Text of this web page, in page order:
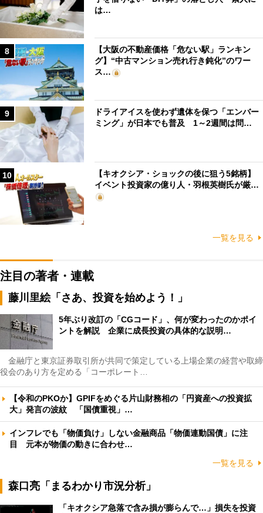
は…
8
【大阪の不動産価格「危ない駅」ランキン
グ】“中古マンション売れ行き鈍化”のワー
ス…
9
ドライアイスを使わず遺体を保つ「エンバー
ミング」が日本でも普及 1～2週間は問…
10
【キオクシア・ショックの後に狙う5銘柄】
イベント投資家の億り人・羽根英樹氏が厳…
一覧を見る
注目の著者・連載
藤川里絵「さあ、投資を始めよう！」
5年ぶり改訂の「CGコード」、何が変わったのかポイ
ントを解説 企業に成長投資の具体的な説明…
金融庁と東京証券取引所が共同で策定している上場企業の経営や取締
役会のあり方を定める「コーポレート…
【令和のPKOか】GPIFをめぐる片山財務相の「円資産への投資拡
大」発言の波紋 「国債重視」…
インフレでも「物価負け」しない金融商品「物価連動国債」に注
目 元本が物価の動きに合わせ…
一覧を見る
森口亮「まるわかり市況分析」
「キオクシア急落で含み損が膨らんで…」損失を投資